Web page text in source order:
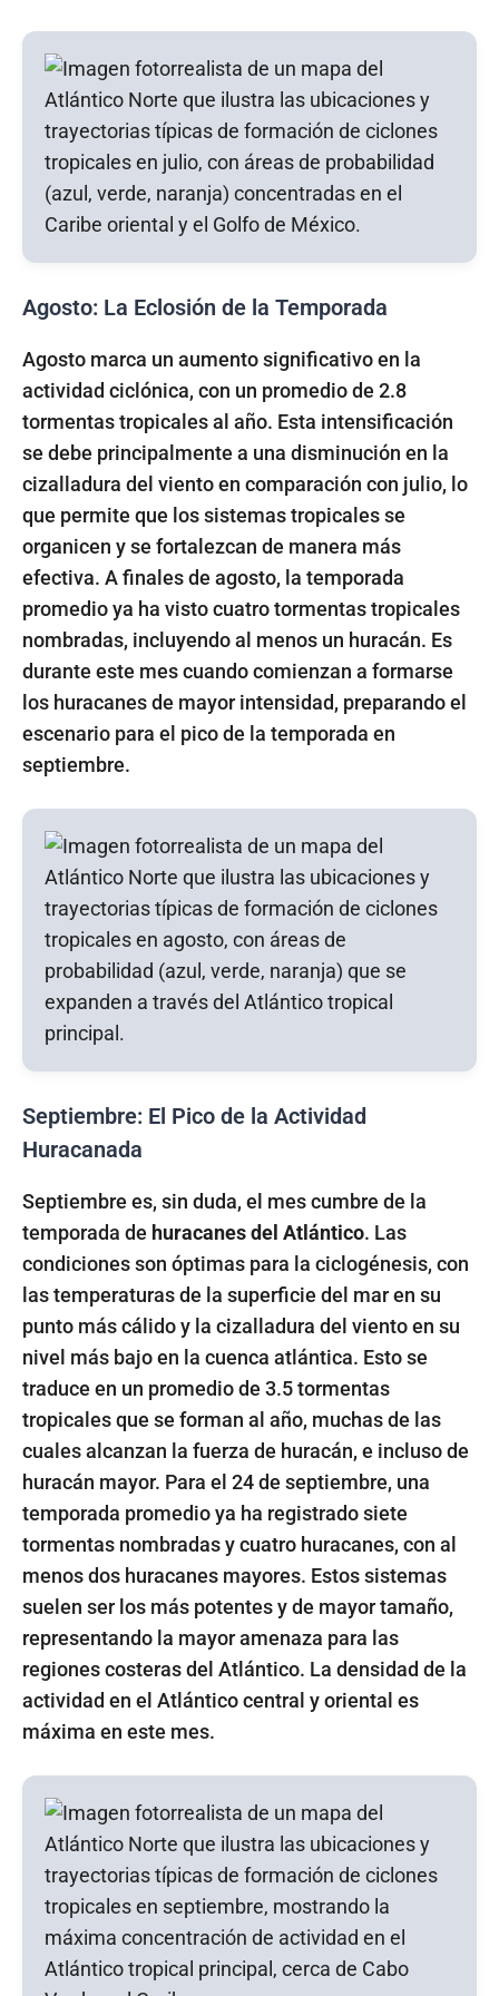
Agosto: La Eclosión de la Temporada
Agosto marca un aumento significativo en la
actividad ciclónica, con un promedio de 2.8
tormentas tropicales al año. Esta intensificación
se debe principalmente a una disminución en la
cizalladura del viento en comparación con julio, lo
que permite que los sistemas tropicales se
organicen y se fortalezcan de manera más
efectiva. A finales de agosto, la temporada
promedio ya ha visto cuatro tormentas tropicales
nombradas, incluyendo al menos un huracán. Es
durante este mes cuando comienzan a formarse
los huracanes de mayor intensidad, preparando el
escenario para el pico de la temporada en
septiembre.
Septiembre: El Pico de la Actividad
Huracanada
Septiembre es, sin duda, el mes cumbre de la
temporada de huracanes del Atlántico. Las
condiciones son óptimas para la ciclogénesis, con
las temperaturas de la superficie del mar en su
punto más cálido y la cizalladura del viento en su
nivel más bajo en la cuenca atlántica. Esto se
traduce en un promedio de 3.5 tormentas
tropicales que se forman al año, muchas de las
cuales alcanzan la fuerza de huracán, e incluso de
huracán mayor. Para el 24 de septiembre, una
temporada promedio ya ha registrado siete
tormentas nombradas y cuatro huracanes, con al
menos dos huracanes mayores. Estos sistemas
suelen ser los más potentes y de mayor tamaño,
representando la mayor amenaza para las
regiones costeras del Atlántico. La densidad de la
actividad en el Atlántico central y oriental es
máxima en este mes.